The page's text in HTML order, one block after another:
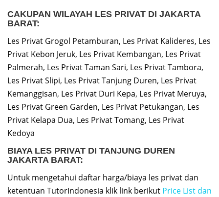
CAKUPAN WILAYAH LES PRIVAT DI JAKARTA
BARAT:
Les Privat Grogol Petamburan, Les Privat Kalideres, Les
Privat Kebon Jeruk, Les Privat Kembangan, Les Privat
Palmerah, Les Privat Taman Sari, Les Privat Tambora,
Les Privat Slipi, Les Privat Tanjung Duren, Les Privat
Kemanggisan, Les Privat Duri Kepa, Les Privat Meruya,
Les Privat Green Garden, Les Privat Petukangan, Les
Privat Kelapa Dua, Les Privat Tomang, Les Privat
Kedoya
BIAYA LES PRIVAT DI TANJUNG DUREN
JAKARTA BARAT:
Untuk mengetahui daftar harga/biaya les privat dan
ketentuan TutorIndonesia klik link berikut Price List dan